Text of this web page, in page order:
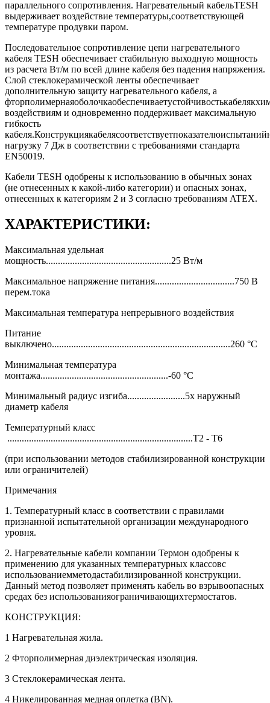
параллельного сопротивления. Нагревательный кабельTESH
выдерживает воздействие температуры,соответствующей
температуре продувки паром.
Последовательное сопротивление цепи нагревательного
кабеля TESH обеспечивает стабильную выходную мощность
из расчета Вт/м по всей длине кабеля без падения напряжения.
Слой стеклокерамической ленты обеспечивает
дополнительную защиту нагревательного кабеля, а
воздействиям и одновременно поддерживает максимальную
гибкость
нагрузку 7 Дж в соответствии с требованиями стандарта
EN50019.
Кабели TESH одобрены к использованию в обычных зонах
(не отнесенных к какой-либо категории) и опасных зонах,
отнесенных к категориям 2 и 3 согласно требованиям ATEX.
ХАРАКТЕРИСТИКИ:
Максимальная удельная
мощность....................................................25 Вт/м
Максимальное напряжение питания.................................750 В
перем.тока
Максимальная температура непрерывного воздействия
Питание
выключено..........................................................................260 °C
Минимальная температура
монтажа.....................................................-60 °C
Минимальный радиус изгиба........................5x наружный
диаметр кабеля
Температурный класс
.............................................................................T2 - T6
(при использовании методов стабилизированной конструкции
или ограничителей)
Примечания
1. Температурный класс в соответствии с правилами
признанной испытательной организации международного
уровня.
2. Нагревательные кабели компании Термон одобрены к
применению для указанных температурных классовс
использованиемметодастабилизированной конструкции.
Данный метод позволяет применять кабель во взрывоопасных
средах без использованияограничивающихтермостатов.
КОНСТРУКЦИЯ:
1 Нагревательная жила.
2 Фторполимерная диэлектрическая изоляция.
3 Стеклокерамическая лента.
4 Никелированная медная оплетка (BN).